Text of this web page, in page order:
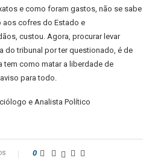
e como foram gastos, não se sabe
aos cofres do Estado e
custou. Agora, procurar levar
do tribunal por ter questionado, é de
como matar a liberdade de
para todo.
e Analista Político
0